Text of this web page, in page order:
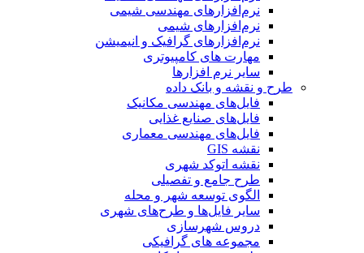
نرم‌افزارهای مهندسی شیمی
نرم‌افزارهای شیمی
نرم‌افزارهای گرافیک و انیمیشن
مهارت های کامپیوتری
سایر نرم افزارها
طرح و نقشه و بانک داده
فایل‌های مهندسی مکانیک
فایل‌های صنایع غذایی
فایل‌های مهندسی معماری
نقشه GIS
نقشه اتوکد شهری
طرح جامع و تفصیلی
الگوی توسعه شهر و محله
سایر فایل‌ها و طرح‌های شهری
دروس شهرسازی
مجموعه های گرافیکی